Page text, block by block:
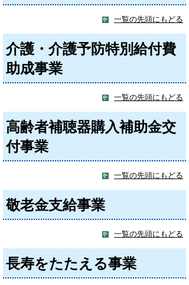
一覧の先頭にもどる
介護・介護予防特別給付費
助成事業
一覧の先頭にもどる
高齢者補聴器購入補助金交
付事業
一覧の先頭にもどる
敬老金支給事業
一覧の先頭にもどる
長寿をたたえる事業